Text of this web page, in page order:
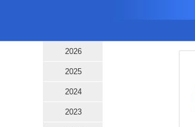
2026
2025
2024
2023